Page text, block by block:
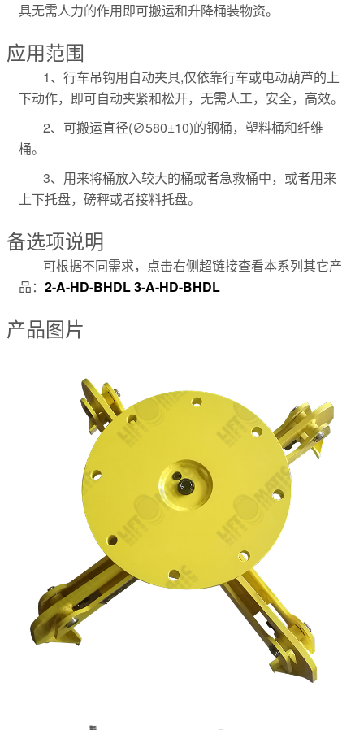
具无需人力的作用即可搬运和升降桶装物资。
应用范围
1、行车吊钩用自动夹具,仅依靠行车或电动葫芦的上
下动作，即可自动夹紧和松开，无需人工，安全，高效。
2、可搬运直径(∅580±10)的钢桶，塑料桶和纤维
桶。
3、用来将桶放入较大的桶或者急救桶中，或者用来
上下托盘，磅秤或者接料托盘。
备选项说明
可根据不同需求，点击右侧超链接查看本系列其它产
品：2-A-HD-BHDL3-A-HD-BHDL
产品图片